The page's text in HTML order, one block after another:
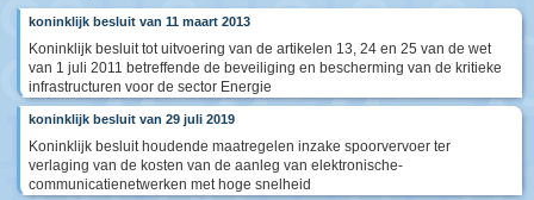
koninklijk besluit van 11 maart 2013
Koninklijk besluit tot uitvoering van de artikelen 13, 24 en 25 van de wet
van 1 juli 2011 betreffende de beveiliging en bescherming van de kritieke
infrastructuren voor de sector Energie
koninklijk besluit van 29 juli 2019
Koninklijk besluit houdende maatregelen inzake spoorvervoer ter
verlaging van de kosten van de aanleg van elektronische-
communicatienetwerken met hoge snelheid